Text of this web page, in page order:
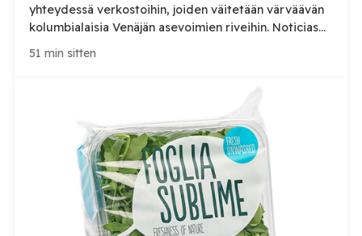
yhteydessä verkostoihin, joiden väitetään värväävän
kolumbialaisia Venäjän asevoimien riveihin. Noticias
Caracolin mukaan osalle lähtijöistä on luvattu suuria
kiistänyt yhteytensä kolumbialaisten värväystä
harjoittaviin henkilöihin ja yrityksiin. Suurlähetystö
reagoi kolumbialaisen Noticias Caracolin
julkaisemaan tutkivaan reportaasiin, jossa […]
51 min sitten